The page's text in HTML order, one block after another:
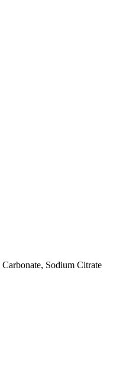
Carbonate, Sodium Citrate